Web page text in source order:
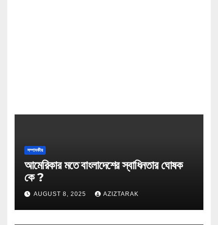
সম্পাদকীয়
আমেরিকার মতে বাংলাদেশের স্বাধিনতার ঘোষক
কে ?
AUGUST 8, 2025 AZIZTARAK